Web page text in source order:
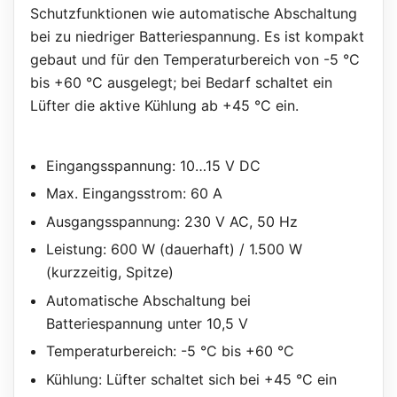
Schutzfunktionen wie automatische Abschaltung
bei zu niedriger Batteriespannung. Es ist kompakt
gebaut und für den Temperaturbereich von -5 °C
bis +60 °C ausgelegt; bei Bedarf schaltet ein
Lüfter die aktive Kühlung ab +45 °C ein.
Eingangsspannung: 10…15 V DC
Max. Eingangsstrom: 60 A
Ausgangsspannung: 230 V AC, 50 Hz
Leistung: 600 W (dauerhaft) / 1.500 W
(kurzzeitig, Spitze)
Automatische Abschaltung bei
Batteriespannung unter 10,5 V
Temperaturbereich: -5 °C bis +60 °C
Kühlung: Lüfter schaltet sich bei +45 °C ein